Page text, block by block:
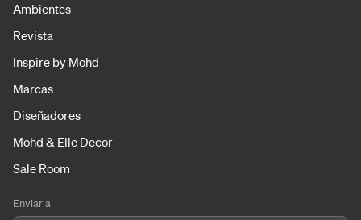
Ambientes
Revista
Inspire by Mohd
Marcas
Diseñadores
Mohd & Elle Decor
Sale Room
Enviar a